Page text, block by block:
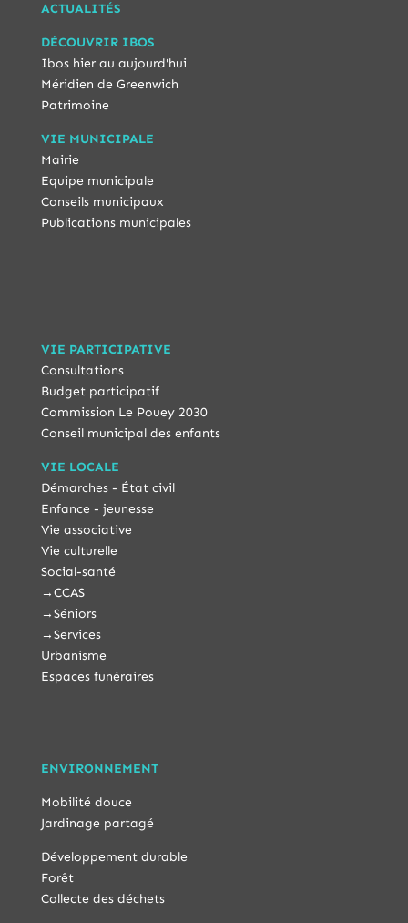
ACTUALITÉS
DÉCOUVRIR IBOS
Ibos hier au aujourd'hui
Méridien de Greenwich
Patrimoine
VIE MUNICIPALE
Mairie
Equipe municipale
Conseils municipaux
Publications municipales
VIE PARTICIPATIVE
Consultations
Budget participatif
Commission Le Pouey 2030
Conseil municipal des enfants
VIE LOCALE
Démarches - État civil
Enfance - jeunesse
Vie associative
Vie culturelle
Social-santé
→CCAS
→Séniors
→Services
Urbanisme
Espaces funéraires
ENVIRONNEMENT
Mobilité douce
Jardinage partagé
Développement durable
Forêt
Collecte des déchets